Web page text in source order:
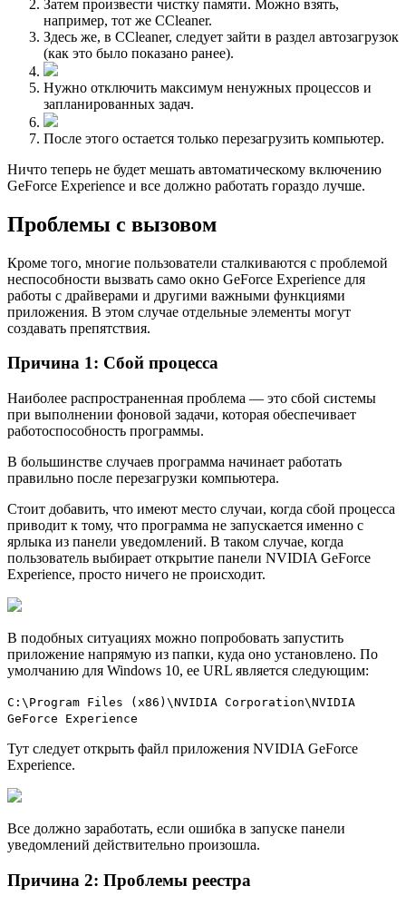
Затем произвести чистку памяти. Можно взять,
например, тот же CCleaner.
Здесь же, в CCleaner, следует зайти в раздел автозагрузок
(как это было показано ранее).
Нужно отключить максимум ненужных процессов и
запланированных задач.
После этого остается только перезагрузить компьютер.
Ничто теперь не будет мешать автоматическому включению
GeForce Experience и все должно работать гораздо лучше.
Проблемы с вызовом
Кроме того, многие пользователи сталкиваются с проблемой
неспособности вызвать само окно GeForce Experience для
работы с драйверами и другими важными функциями
приложения. В этом случае отдельные элементы могут
создавать препятствия.
Причина 1: Сбой процесса
Наиболее распространенная проблема — это сбой системы
при выполнении фоновой задачи, которая обеспечивает
работоспособность программы.
В большинстве случаев программа начинает работать
правильно после перезагрузки компьютера.
Стоит добавить, что имеют место случаи, когда сбой процесса
приводит к тому, что программа не запускается именно с
ярлыка из панели уведомлений. В таком случае, когда
пользователь выбирает открытие панели NVIDIA GeForce
Experience, просто ничего не происходит.
В подобных ситуациях можно попробовать запустить
приложение напрямую из папки, куда оно установлено. По
умолчанию для Windows 10, ее URL является следующим:
C:\Program Files (x86)\NVIDIA Corporation\NVIDIA
GeForce Experience
Тут следует открыть файл приложения NVIDIA GeForce
Experience.
Все должно заработать, если ошибка в запуске панели
уведомлений действительно произошла.
Причина 2: Проблемы реестра